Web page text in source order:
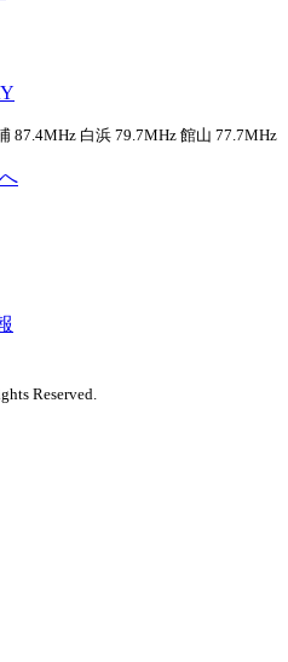
87.4MHz 白浜 79.7MHz 館山 77.7MHz
Reserved.